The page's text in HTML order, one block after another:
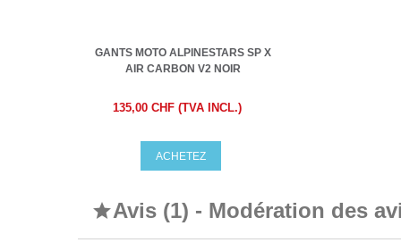
GANTS MOTO ALPINESTARS SP X
AIR CARBON V2 NOIR
135,00 CHF (TVA INCL.)
ACHETEZ
Avis (1) - Modération des